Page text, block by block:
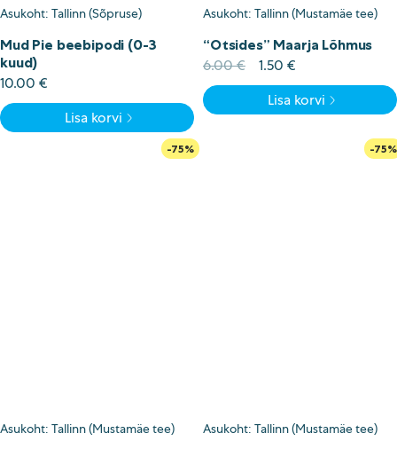
Asukoht: Tallinn (Sõpruse)
Mud Pie beebipodi (0-3
kuud)
10.00 €
Lisa korvi
Asukoht: Tallinn (Mustamäe tee)
“Otsides” Maarja Lõhmus
6.00€
Algne
hind
oli:
6.00 €.
1.50 €Current
price
is:
1.50 €.
Lisa korvi
-75%
Asukoht: Tallinn (Mustamäe tee)
-75%
Asukoht: Tallinn (Mustamäe tee)